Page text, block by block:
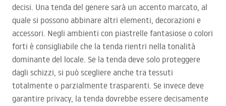
decisi. Una tenda del genere sarà un accento marcato, al
quale si possono abbinare altri elementi, decorazioni e
accessori. Negli ambienti con piastrelle fantasiose o colori
forti è consigliabile che la tenda rientri nella tonalità
dominante del locale. Se la tenda deve solo proteggere
dagli schizzi, si può scegliere anche tra tessuti
totalmente o parzialmente trasparenti. Se invece deve
garantire privacy, la tenda dovrebbe essere decisamente